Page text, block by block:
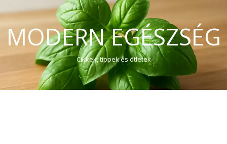
MODERN EGÉSZSÉG
Cikkek, tippek és ötletek